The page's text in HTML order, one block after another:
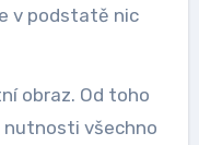
v podstatě nic
obraz. Od toho
všechno